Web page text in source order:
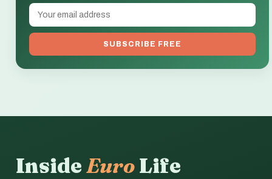
SUBSCRIBE FREE
InsideEuroLife